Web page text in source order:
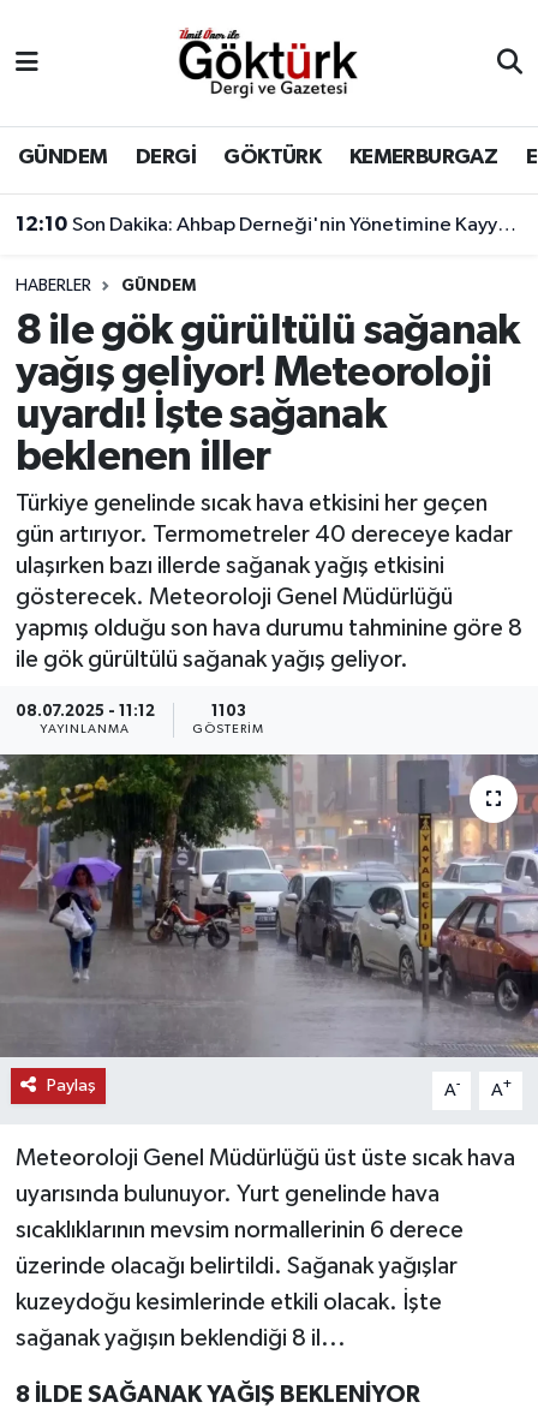
GÜNDEM DERGİ GÖKTÜRK KEMERBURGAZ
12:10 Son Dakika: Ahbap Derneği'nin Yönetimine Kayyum Atandı
HABERLER GÜNDEM
8 ile gök gürültülü sağanak
yağış geliyor! Meteoroloji
uyardı! İşte sağanak
beklenen iller
Türkiye genelinde sıcak hava etkisini her geçen
gün artırıyor. Termometreler 40 dereceye kadar
ulaşırken bazı illerde sağanak yağış etkisini
gösterecek. Meteoroloji Genel Müdürlüğü
yapmış olduğu son hava durumu tahminine göre 8
ile gök gürültülü sağanak yağış geliyor.
08.07.2025 - 11:12
YAYINLANMA
1103
GÖSTERIM
Paylaş A- A+
Meteoroloji Genel Müdürlüğü üst üste sıcak hava
uyarısında bulunuyor. Yurt genelinde hava
sıcaklıklarının mevsim normallerinin 6 derece
üzerinde olacağı belirtildi. Sağanak yağışlar
kuzeydoğu kesimlerinde etkili olacak. İşte
sağanak yağışın beklendiği 8 il...
8 İLDE SAĞANAK YAĞIŞ BEKLENİYOR
BİLİM
DERGİ
DÜNYA
EĞİTİM
EKONOMİ
GÖKTÜRK
GÜNDEM
KÜLTÜR - SANAT
MAGAZİN
ÖZEL HABER
SAĞLIK
SPOR
TEKNOLOJİ
TİCARET
YAŞAM
Eyüpsultan Hava Durumu
Eyüpsultan Trafik Yoğunluk Haritası
Süper Lig Puan Durumu ve Fikstür
Tüm Manşetler
Son Dakika Haberleri
Haber Arşivi